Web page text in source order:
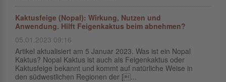
Kaktusfeige (Nopal): Wirkung, Nutzen und
Anwendung. Hilft Feigenkaktus beim abnehmen?
05.01.2023 09:16
Artikel aktualisiert am 5 Januar 2023. Was ist ein Nopal
Kaktus? Nopal Kaktus ist auch als Feigenkaktus oder
Kaktusfeige bekannt und kommt auf natürliche Weise in
den südwestlichen Regionen der [...